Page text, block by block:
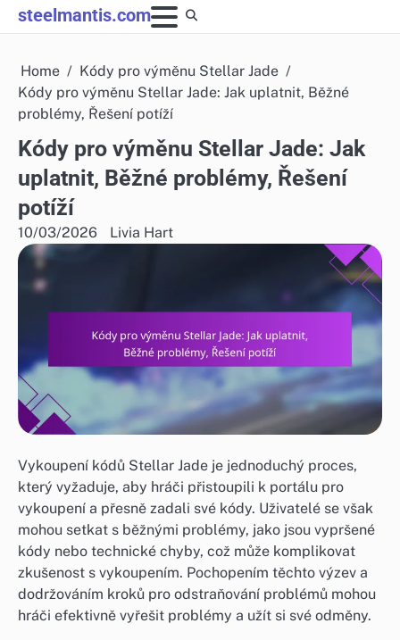
Skip
to
steelmantis.com
Home
Kódy pro výměnu Stellar Jade
Kódy pro výměnu Stellar Jade: Jak uplatnit, Běžné
problémy, Řešení potíží
Kódy pro výměnu Stellar Jade: Jak
uplatnit, Běžné problémy, Řešení
potíží
10/03/2026 Livia Hart
Vykoupení kódů Stellar Jade je jednoduchý proces,
který vyžaduje, aby hráči přistoupili k portálu pro
vykoupení a přesně zadali své kódy. Uživatelé se však
mohou setkat s běžnými problémy, jako jsou vypršené
kódy nebo technické chyby, což může komplikovat
zkušenost s vykoupením. Pochopením těchto výzev a
dodržováním kroků pro odstraňování problémů mohou
hráči efektivně vyřešit problémy a užít si své odměny.